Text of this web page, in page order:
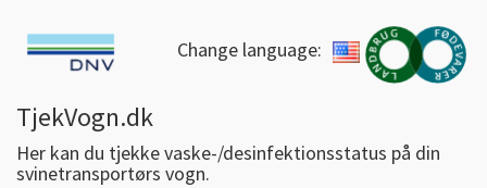
Change language:
TjekVogn.dk
Her kan du tjekke vaske-/desinfektionsstatus på din
svinetransportørs vogn.